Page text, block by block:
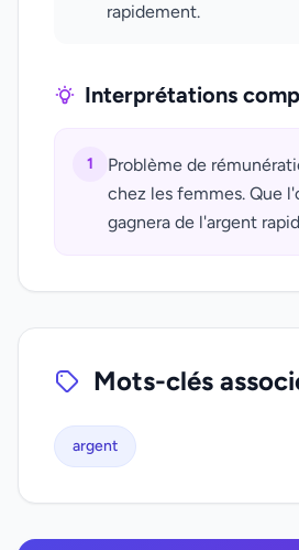
rapidement.
Interprétations
1
Problème de
chez les femmes. Que
gagnera de l'argent
Mots-clés
argent